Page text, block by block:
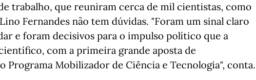
trabalho, que reuniram cerca de mil cientistas, como
Fernandes não tem dúvidas. "Foram um sinal claro
e foram decisivos para o impulso político que a
com a primeira grande aposta de
Programa Mobilizador de Ciência e Tecnologia", conta.